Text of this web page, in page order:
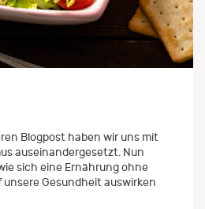
Blogpost haben wir uns mit
auseinandergesetzt. Nun
sich eine Ernährung ohne
Gesundheit auswirken